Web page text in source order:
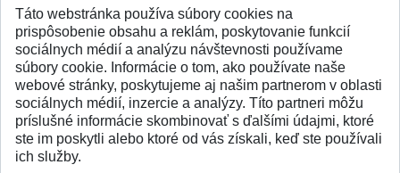
SPÄŤ NA VRCH
Táto webstránka používa súbory cookies na
prispôsobenie obsahu a reklám, poskytovanie funkcií
sociálnych médií a analýzu návštevnosti používame
súbory cookie. Informácie o tom, ako používate naše
webové stránky, poskytujeme aj našim partnerom v oblasti
sociálnych médií, inzercie a analýzy. Títo partneri môžu
príslušné informácie skombinovať s ďalšími údajmi, ktoré
ste im poskytli alebo ktoré od vás získali, keď ste používali
ich služby.